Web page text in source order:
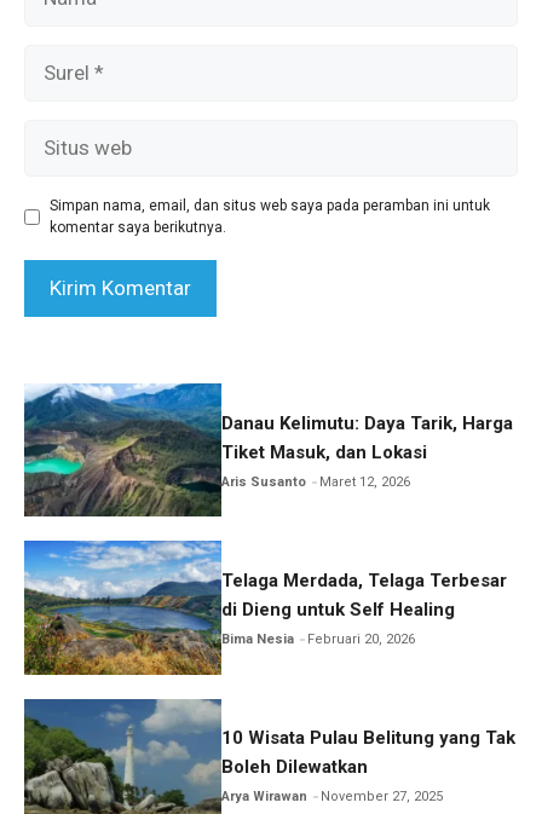
Simpan nama, email, dan situs web saya pada peramban ini untuk
komentar saya berikutnya.
Danau Kelimutu: Daya Tarik, Harga
Tiket Masuk, dan Lokasi
Aris Susanto Maret 12, 2026
Telaga Merdada, Telaga Terbesar
di Dieng untuk Self Healing
Bima Nesia Februari 20, 2026
10 Wisata Pulau Belitung yang Tak
Boleh Dilewatkan
Arya Wirawan November 27, 2025